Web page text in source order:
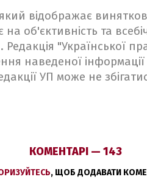
відображає
об'єктивність та
Редакція "Української
наведеної
УП може не
КОМЕНТАРІ — 143
, ЩОБ ДОДАВАТИ